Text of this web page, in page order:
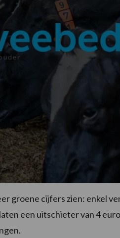
groene cijfers zien: enkel
een uitschieter van 4